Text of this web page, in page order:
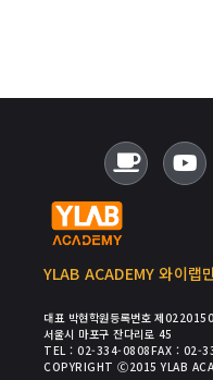
YLAB ACADEMY 와이랩
대표 박현학원등록번호 제
서울시 마포구 잔다리로 45
TEL : 02-334-0808FAX : 02-
COPYRIGHT Ⓒ2015 YLAB